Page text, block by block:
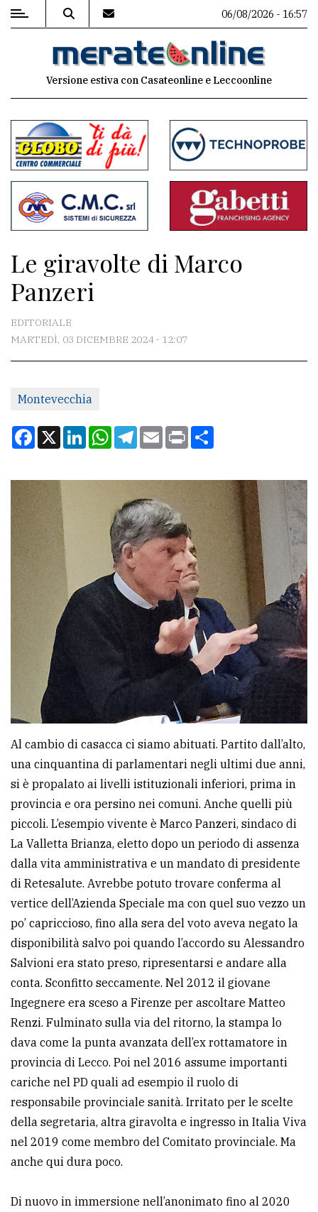
MENU
commenti
Contenuti
del
sito
Associazioni
Meteo
redazione
Scrivici
tua
pubblicità
CERCA
Cerca
per
comune
Ricerca
avanzata
ALTRE
TESTATE
PRIVACY
Privacy
policy
Cookie
policy
06/08/2026 - 16:57
Versione estiva con Casateonline e Leccoonline
Le giravolte di Marco
Panzeri
EDITORIALE
MARTEDÌ, 03 DICEMBRE 2024 - 12:07
Montevecchia
Facebook
X LinkedInWhatsApp
Telegram
EmailPrint
Al cambio di casacca ci siamo abituati. Partito dall’alto,
una cinquantina di parlamentari negli ultimi due anni,
si è propalato ai livelli istituzionali inferiori, prima in
provincia e ora persino nei comuni. Anche quelli più
piccoli. L’esempio vivente è Marco Panzeri, sindaco di
La Valletta Brianza, eletto dopo un periodo di assenza
dalla vita amministrativa e un mandato di presidente
di Retesalute. Avrebbe potuto trovare conferma al
vertice dell’Azienda Speciale ma con quel suo vezzo un
po’ capriccioso, fino alla sera del voto aveva negato la
disponibilità salvo poi quando l’accordo su Alessandro
Salvioni era stato preso, ripresentarsi e andare alla
conta. Sconfitto seccamente. Nel 2012 il giovane
Ingegnere era sceso a Firenze per ascoltare Matteo
Renzi. Fulminato sulla via del ritorno, la stampa lo
dava come la punta avanzata dell’ex rottamatore in
provincia di Lecco. Poi nel 2016 assume importanti
cariche nel PD quali ad esempio il ruolo di
responsabile provinciale sanità. Irritato per le scelte
della segretaria, altra giravolta e ingresso in Italia Viva
nel 2019 come membro del Comitato provinciale. Ma
anche qui dura poco.
Di nuovo in immersione nell’anonimato fino al 2020